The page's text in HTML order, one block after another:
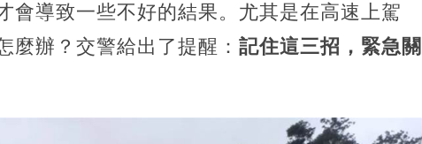
會導致一些不好的結果。尤其是在高速上駕
麼辦？交警給出了提醒： 記住這三招，緊急關